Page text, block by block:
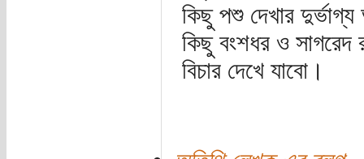
কিছু পশু দেখার
কিছু বংশধর ও সাগরেদ
বিচার দেখে যাবো।